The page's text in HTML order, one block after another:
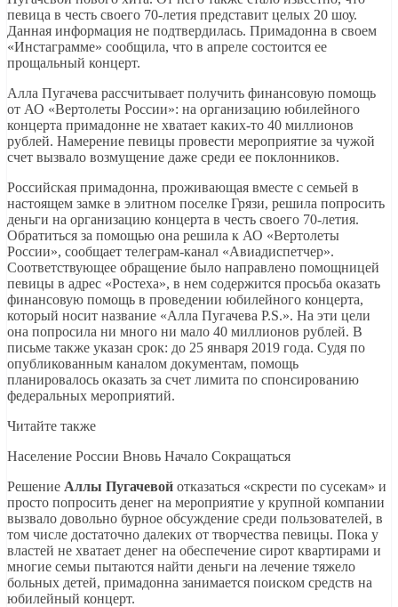
певица в честь своего 70-летия представит целых 20 шоу.
Данная информация не подтвердилась. Примадонна в своем
«Инстаграмме» сообщила, что в апреле состоится ее
прощальный концерт.
Алла Пугачева рассчитывает получить финансовую помощь
от АО «Вертолеты России»: на организацию юбилейного
концерта примадонне не хватает каких-то 40 миллионов
рублей. Намерение певицы провести мероприятие за чужой
счет вызвало возмущение даже среди ее поклонников.
Российская примадонна, проживающая вместе с семьей в
настоящем замке в элитном поселке Грязи, решила попросить
деньги на организацию концерта в честь своего 70-летия.
Обратиться за помощью она решила к АО «Вертолеты
России», сообщает телеграм-канал «Авиадиспетчер».
Соответствующее обращение было направлено помощницей
певицы в адрес «Ростеха», в нем содержится просьба оказать
финансовую помощь в проведении юбилейного концерта,
который носит название «Алла Пугачева P.S.». На эти цели
она попросила ни много ни мало 40 миллионов рублей. В
письме также указан срок: до 25 января 2019 года. Судя по
опубликованным каналом документам, помощь
планировалось оказать за счет лимита по спонсированию
федеральных мероприятий.
Читайте также
Население России Вновь Начало Сокращаться
Решение Аллы Пугачевой отказаться «скрести по сусекам» и
просто попросить денег на мероприятие у крупной компании
вызвало довольно бурное обсуждение среди пользователей, в
том числе достаточно далеких от творчества певицы. Пока у
властей не хватает денег на обеспечение сирот квартирами и
многие семьи пытаются найти деньги на лечение тяжело
больных детей, примадонна занимается поиском средств на
юбилейный концерт.